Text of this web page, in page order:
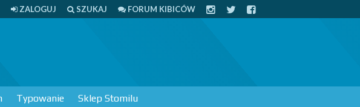
ZALOGUJ SZUKAJ FORUM KIBICÓW
Typowanie Sklep Stomilu